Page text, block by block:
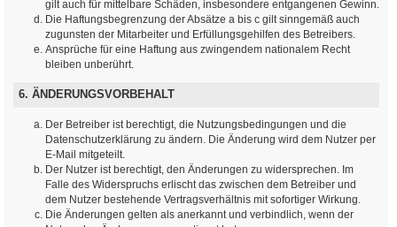
gilt auch für mittelbare Schäden, insbesondere entgangenen Gewinn.
Die Haftungsbegrenzung der Absätze a bis c gilt sinngemäß auch
zugunsten der Mitarbeiter und Erfüllungsgehilfen des Betreibers.
Ansprüche für eine Haftung aus zwingendem nationalem Recht
bleiben unberührt.
6. ÄNDERUNGSVORBEHALT
Der Betreiber ist berechtigt, die Nutzungsbedingungen und die
Datenschutzerklärung zu ändern. Die Änderung wird dem Nutzer per
E-Mail mitgeteilt.
Der Nutzer ist berechtigt, den Änderungen zu widersprechen. Im
Falle des Widerspruchs erlischt das zwischen dem Betreiber und
dem Nutzer bestehende Vertragsverhältnis mit sofortiger Wirkung.
Die Änderungen gelten als anerkannt und verbindlich, wenn der